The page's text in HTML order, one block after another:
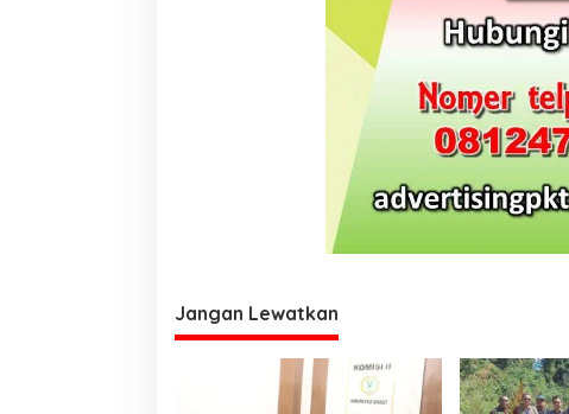
Jangan Lewatkan